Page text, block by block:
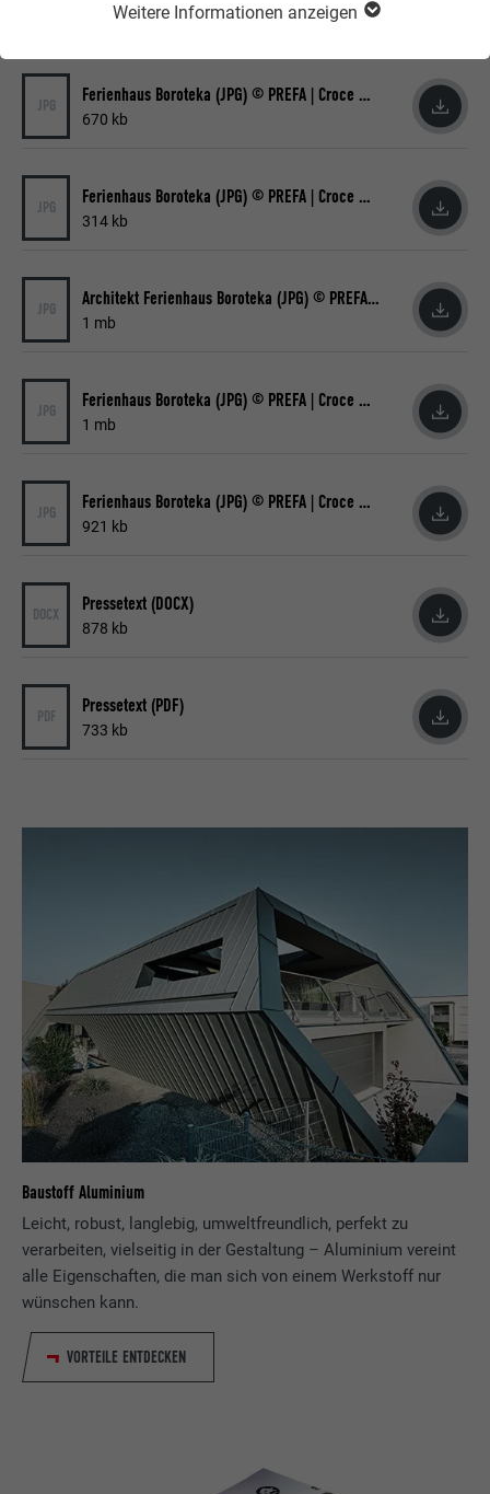
Weitere Informationen anzeigen
PRESSETEXT ZUM DOWNLOAD
JPG Ferienhaus Boroteka (JPG) © PREFA | Croce & Wir
670 kb
JPG Ferienhaus Boroteka (JPG) © PREFA | Croce & Wir
314 kb
JPG Architekt Ferienhaus Boroteka (JPG) © PREFA | Croce & Wir
1 mb
JPG Ferienhaus Boroteka (JPG) © PREFA | Croce & Wir
1 mb
JPG Ferienhaus Boroteka (JPG) © PREFA | Croce & Wir
921 kb
DOCX Pressetext (DOCX)
878 kb
PDF Pressetext (PDF)
733 kb
Baustoff Aluminium
Leicht, robust, langlebig, umweltfreundlich, perfekt zu
verarbeiten, vielseitig in der Gestaltung – Aluminium vereint
alle Eigenschaften, die man sich von einem Werkstoff nur
wünschen kann.
VORTEILE ENTDECKEN